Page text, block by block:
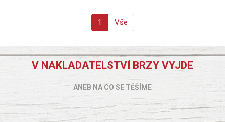
1 Vše
V NAKLADATELSTVÍ BRZY VYJDE
ANEB NA CO SE TĚŠÍME